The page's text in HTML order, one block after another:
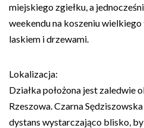
miejskiego zgiełku, a
weekendu na koszeniu
laskiem i drzewami.
Lokalizacja:
Działka położona jest zaledwie
Rzeszowa. Czarna
dystans wystarczająco blisko,